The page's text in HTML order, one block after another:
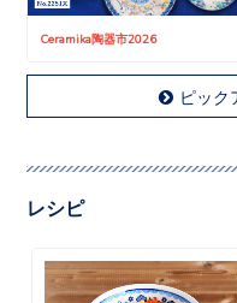
Ceramika陶器市2026
ピック
レシピ